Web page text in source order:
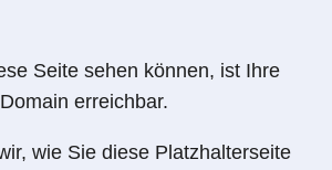
Seite sehen können, ist Ihre
Domain erreichbar.
wie Sie diese Platzhalterseite